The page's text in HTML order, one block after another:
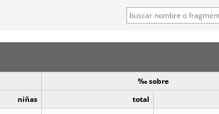
‰ sobre
niñas total